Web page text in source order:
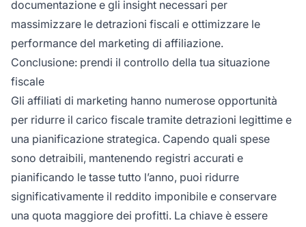
documentazione e gli insight necessari per
massimizzare le detrazioni fiscali e ottimizzare le
performance del marketing di affiliazione.
Conclusione: prendi il controllo della tua situazione
fiscale
Gli affiliati di marketing hanno numerose opportunità
per ridurre il carico fiscale tramite detrazioni legittime e
una pianificazione strategica. Capendo quali spese
sono detraibili, mantenendo registri accurati e
pianificando le tasse tutto l’anno, puoi ridurre
significativamente il reddito imponibile e conservare
una quota maggiore dei profitti. La chiave è essere